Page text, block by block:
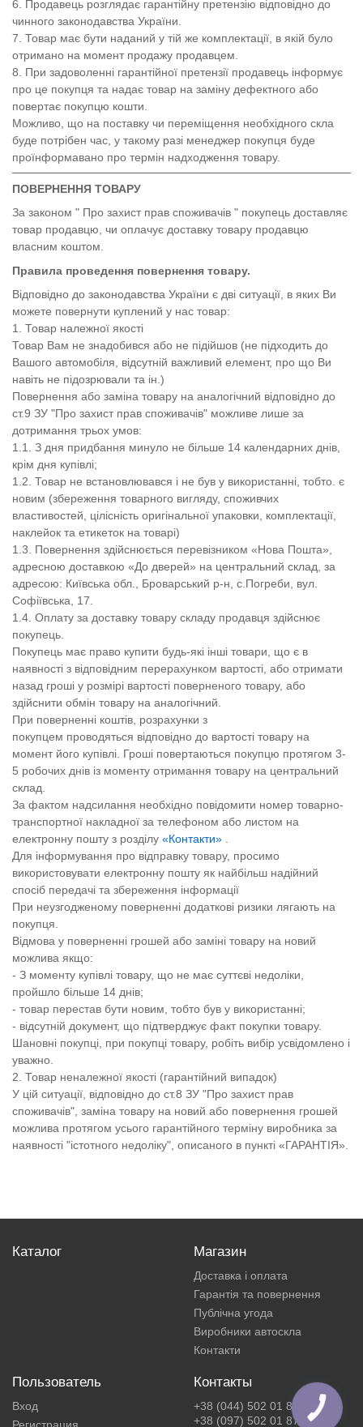
6. Продавець розглядає гарантійну претензію відповідно до
чинного законодавства України.
7. Товар має бути наданий у тій же комплектації, в якій було
отримано на момент продажу продавцем.
8. При задоволенні гарантійної претензії продавець інформує
про це покупця та надає товар на заміну дефектного або
повертає покупцю кошти.
Можливо, що на поставку чи переміщення необхідного скла
буде потрібен час, у такому разі менеджер покупця буде
проїнформавано про термін надходження товару.
ПОВЕРНЕННЯ ТОВАРУ
За законом " Про захист прав споживачів " покупець доставляє
товар продавцю, чи оплачує доставку товару продавцю
власним коштом.
Правила проведення повернення товару.
Відповідно до законодавства України є дві ситуації, в яких Ви
можете повернути куплений у нас товар:
1. Товар належної якості
Товар Вам не знадобився або не підійшов (не підходить до
Вашого автомобіля, відсутній важливий елемент, про що Ви
навіть не підозрювали та ін.)
Повернення або заміна товару на аналогічний відповідно до
ст.9 ЗУ "Про захист прав споживачів" можливе лише за
дотримання трьох умов:
1.1. З дня придбання минуло не більше 14 календарних днів,
крім дня купівлі;
1.2. Товар не встановлювався і не був у використанні, тобто. є
новим (збереження товарного вигляду, споживчих
властивостей, цілісність оригінальної упаковки, комплектації,
наклейок та етикеток на товарі)
1.3. Повернення здійснюється перевізником «Нова Пошта»,
адресною доставкою «До дверей» на центральний склад, за
адресою: Київська обл., Броварський р-н, с.Погреби, вул.
Софіївська, 17.
1.4. Оплату за доставку товару складу продавця здійснює
покупець.
Покупець має право купити будь-які інші товари, що є в
наявності з відповідним перерахунком вартості, або отримати
назад гроші у розмірі вартості поверненого товару, або
здійснити обмін товару на аналогічний.
При поверненні коштів, розрахунки з
покупцем проводяться відповідно до вартості товару на
момент його купівлі. Гроші повертаються покупцю протягом 3-
5 робочих днів із моменту отримання товару на центральний
склад.
За фактом надсилання необхідно повідомити номер товарно-
транспортної накладної за телефоном або листом на
електронну пошту з розділу «Контакти»
Для інформування про відправку товару, просимо
використовувати електронну пошту як найбільш надійний
спосіб передачі та збереження інформації
При неузгодженому поверненні додаткові ризики лягають на
покупця.
Відмова у поверненні грошей або заміні товару на новий
можлива якщо:
- З моменту купівлі товару, що не має суттєві недоліки,
пройшло більше 14 днів;
- товар перестав бути новим, тобто був у використанні;
- відсутній документ, що підтверджує факт покупки товару.
Шановні покупці, при покупці товару, робіть вибір усвідомлено і
уважно.
2. Товар неналежної якості (гарантійний випадок)
У цій ситуації, відповідно до ст.8 ЗУ "Про захист прав
споживачів", заміна товару на новий або повернення грошей
можлива протягом усього гарантійного терміну виробника за
наявності "істотного недоліку", описаного в пункті «ГАРАНТІЯ».
Каталог Магазин
Доставка і оплата
Гарантія та повернення
Публічна угода
Виробники автоскла
Контакти
Пользователь
Вход
Контакты
+38 (044) 502 01 87
+38 (097) 502 01 87
КНОПКА
ЗВ'ЯЗКУ